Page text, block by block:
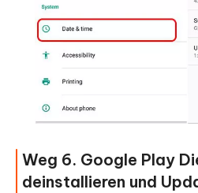
Weg 6. Google Play
deinstallieren und